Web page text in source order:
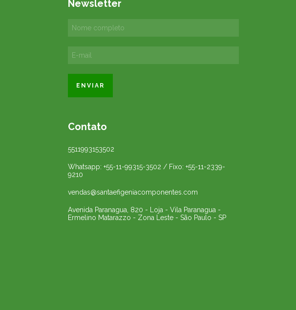
Newsletter
Contato
5511993153502
Whatsapp: +55-11-99315-3502 / Fixo: +55-11-2339-
9210
vendas@santaefigeniacomponentes.com
Avenida Paranagua, 820 - Loja - Vila Paranagua -
Ermelino Matarazzo - Zona Leste - São Paulo - SP